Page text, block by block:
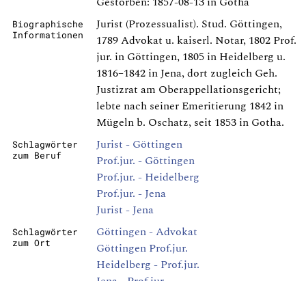
Biographische
Informationen
Jurist (Prozessualist). Stud. Göttingen,
1789 Advokat u. kaiserl. Notar, 1802 Prof.
jur. in Göttingen, 1805 in Heidelberg u.
1816–1842 in Jena, dort zugleich Geh.
Justizrat am Oberappellationsgericht;
lebte nach seiner Emeritierung 1842 in
Mügeln b. Oschatz, seit 1853 in Gotha.
Schlagwörter
zum Beruf
Jurist - Göttingen
Prof.jur. - Göttingen
Prof.jur. - Heidelberg
Prof.jur. - Jena
Jurist - Jena
Schlagwörter
zum Ort
Göttingen - Advokat
Göttingen Prof.jur.
Heidelberg - Prof.jur.